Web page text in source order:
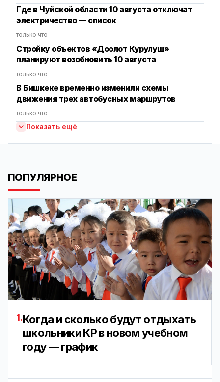
Где в Чуйской области 10 августа отключат
электричество — список
только что
Стройку объектов «Доолот Курулуш»
планируют возобновить 10 августа
только что
В Бишкеке временно изменили схемы
движения трех автобусных маршрутов
только что
Показать ещё
ПОПУЛЯРНОЕ
1.Когда и сколько будут отдыхать
школьники КР в новом учебном
году — график